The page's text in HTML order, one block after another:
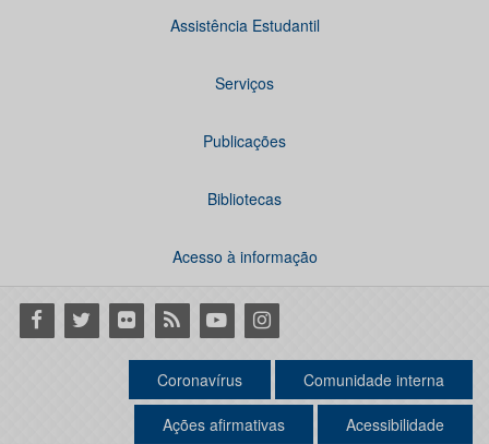
Assistência Estudantil
Serviços
Publicações
Bibliotecas
Acesso à informação
Facebook
Twitter Flickr RSS YoutubeInstagram
Coronavírus Comunidade interna
Ações afirmativas Acessibilidade